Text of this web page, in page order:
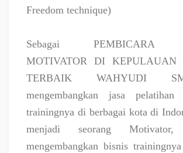
Freedom technique)
Sebagai PEMBICARA
MOTIVATOR DI KEPULAUAN
TERBAIK WAHYUDI
mengembangkan jasa
trainingnya di berbagai kota di
menjadi seorang
mengembangkan bisnis